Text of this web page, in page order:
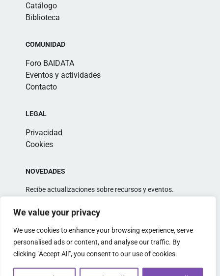
We value your privacy
We use cookies to enhance your browsing experience, serve
personalised ads or content, and analyse our traffic. By
clicking "Accept All", you consent to our use of cookies.
Catálogo
Biblioteca
COMUNIDAD
Foro BAIDATA
Eventos y actividades
Contacto
LEGAL
Privacidad
Cookies
NOVEDADES
Recibe actualizaciones sobre recursos y eventos.